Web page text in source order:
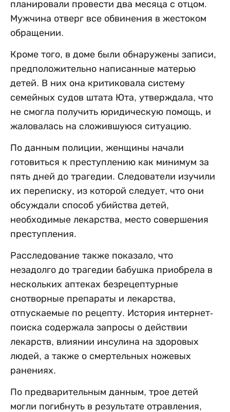
планировали провести два месяца с отцом.
Мужчина отверг все обвинения в жестоком
обращении.
Кроме того, в доме были обнаружены записи,
предположительно написанные матерью
детей. В них она критиковала систему
семейных судов штата Юта, утверждала, что
не смогла получить юридическую помощь, и
жаловалась на сложившуюся ситуацию.
По данным полиции, женщины начали
готовиться к преступлению как минимум за
пять дней до трагедии. Следователи изучили
их переписку, из которой следует, что они
обсуждали способ убийства детей,
необходимые лекарства, место совершения
преступления.
Расследование также показало, что
незадолго до трагедии бабушка приобрела в
нескольких аптеках безрецептурные
снотворные препараты и лекарства,
отпускаемые по рецепту. История интернет-
поиска содержала запросы о действии
лекарств, влиянии инсулина на здоровых
людей, а также о смертельных ножевых
ранениях.
По предварительным данным, трое детей
могли погибнуть в результате отравления,